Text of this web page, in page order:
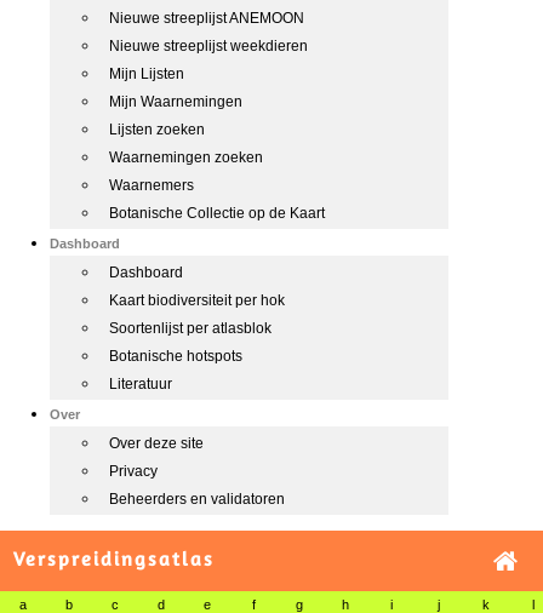
Nieuwe streeplijst ANEMOON
Nieuwe streeplijst weekdieren
Mijn Lijsten
Mijn Waarnemingen
Lijsten zoeken
Waarnemingen zoeken
Waarnemers
Botanische Collectie op de Kaart
Dashboard
Dashboard
Kaart biodiversiteit per hok
Soortenlijst per atlasblok
Botanische hotspots
Literatuur
Over
Over deze site
Privacy
Beheerders en validatoren
Verspreidingsatlas
a b c d e f g h i j k l